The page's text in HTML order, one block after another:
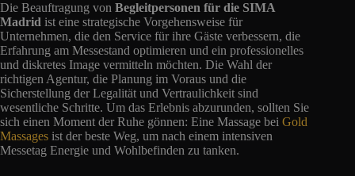
Die Beauftragung von Begleitpersonen für die SIMA
Madrid ist eine strategische Vorgehensweise für
Unternehmen, die den Service für ihre Gäste verbessern, die
Erfahrung am Messestand optimieren und ein professionelles
und diskretes Image vermitteln möchten. Die Wahl der
richtigen Agentur, die Planung im Voraus und die
Sicherstellung der Legalität und Vertraulichkeit sind
wesentliche Schritte. Um das Erlebnis abzurunden, sollten Sie
sich einen Moment der Ruhe gönnen: Eine Massage bei Gold
Massages ist der beste Weg, um nach einem intensiven
Messetag Energie und Wohlbefinden zu tanken.